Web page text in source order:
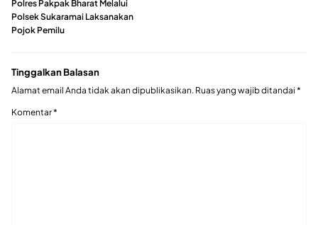
Polres Pakpak Bharat Melalui
Polsek Sukaramai Laksanakan
Pojok Pemilu
Tinggalkan Balasan
Alamat email Anda tidak akan dipublikasikan. Ruas yang wajib ditandai *
Komentar*